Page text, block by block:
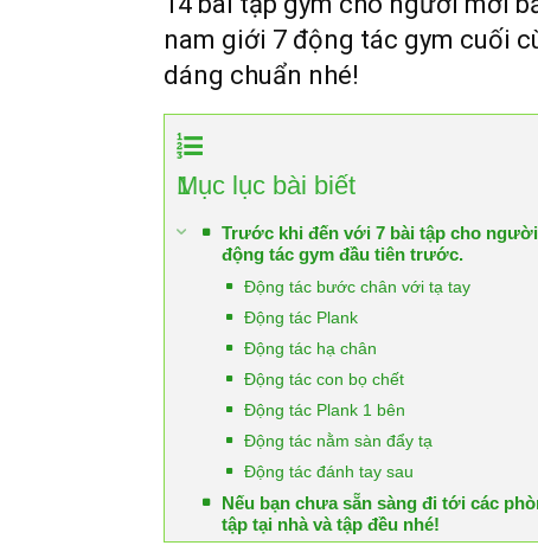
nam giới 7 động tác gym cuối
dáng chuẩn nhé!
1
Mục lục bài biết
Trước khi đến với 7 bài tập cho
động tác gym đầu tiên trước.
Động tác bước chân với tạ tay
Động tác Plank
Động tác hạ chân
Động tác con bọ chết
Động tác Plank 1 bên
Động tác nằm sàn đẩy tạ
Động tác đánh tay sau
Nếu bạn chưa sẵn sàng đi tới các
tập tại nhà và tập đều nhé!